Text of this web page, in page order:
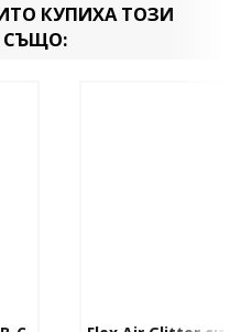
КУПИХА ТОЗИ
СЪЩО: